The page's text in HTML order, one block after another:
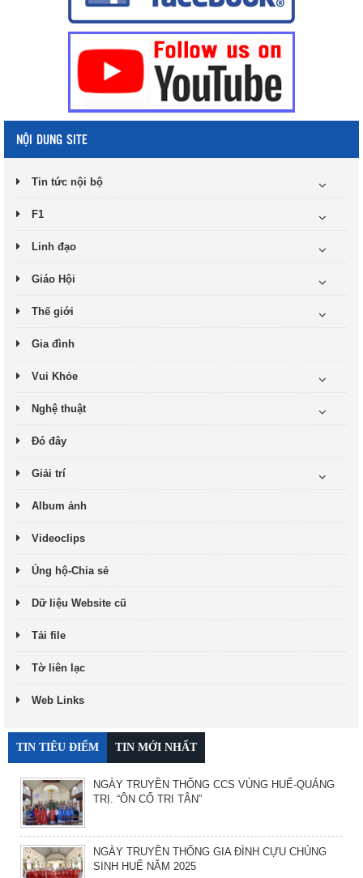
NỘI DUNG SITE
Tin tức nội bộ
F1
Linh đạo
Giáo Hội
Thế giới
Gia đình
Vui Khỏe
Nghệ thuật
Đó đây
Giải trí
Album ảnh
Videoclips
Ủng hộ-Chia sẻ
Dữ liệu Website cũ
Tải file
Tờ liên lạc
Web Links
TIN TIÊU ĐIỂM TIN MỚI NHẤT
NGÀY TRUYỀN THỐNG CCS VÙNG HUẾ-QUẢNG
TRỊ. “ÔN CỐ TRI TÂN”
NGÀY TRUYỀN THỐNG GIA ĐÌNH CỰU CHỦNG
SINH HUẾ NĂM 2025